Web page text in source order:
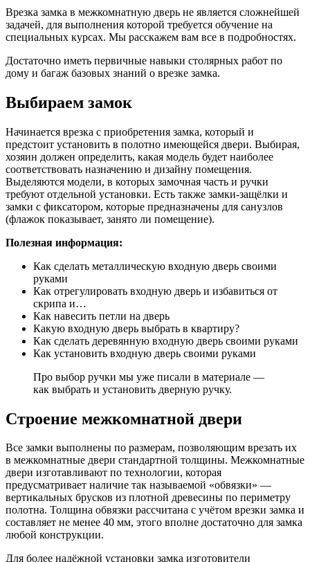
Врезка замка в межкомнатную дверь не является сложнейшей
задачей, для выполнения которой требуется обучение на
специальных курсах. Мы расскажем вам все в подробностях.
Достаточно иметь первичные навыки столярных работ по
дому и багаж базовых знаний о врезке замка.
Выбираем замок
Начинается врезка с приобретения замка, который и
предстоит установить в полотно имеющейся двери. Выбирая,
хозяин должен определить, какая модель будет наиболее
соответствовать назначению и дизайну помещения.
Выделяются модели, в которых замочная часть и ручки
требуют отдельной установки. Есть также замки-защёлки и
замки с фиксатором, которые предназначены для санузлов
(флажок показывает, занято ли помещение).
Полезная информация:
Как сделать металлическую входную дверь своими
руками
Как отрегулировать входную дверь и избавиться от
скрипа и…
Как навесить петли на дверь
Какую входную дверь выбрать в квартиру?
Как сделать деревянную входную дверь своими руками
Как установить входную дверь своими руками
Про выбор ручки мы уже писали в материале —
как выбрать и установить дверную ручку.
Строение межкомнатной двери
Все замки выполнены по размерам, позволяющим врезать их
в межкомнатные двери стандартной толщины. Межкомнатные
двери изготавливают по технологии, которая
предусматривает наличие так называемой «обвязки» —
вертикальных брусков из плотной древесины по периметру
полотна. Толщина обвязки рассчитана с учётом врезки замка и
составляет не менее 40 мм, этого вполне достаточно для замка
любой конструкции.
Для более надёжной установки замка изготовители